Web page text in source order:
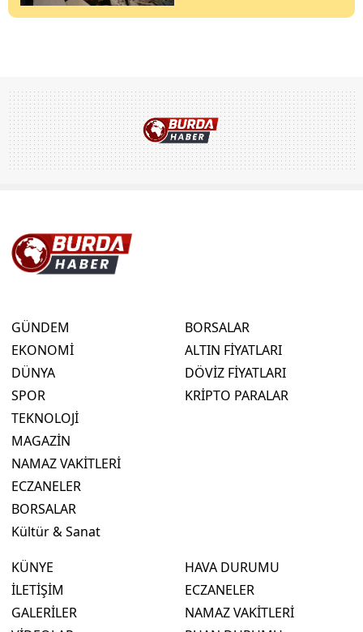
GÜNDEM
EKONOMİ
DÜNYA
SPOR
TEKNOLOJİ
MAGAZİN
NAMAZ VAKİTLERİ
ECZANELER
BORSALAR
Kültür & Sanat
BORSALAR
ALTIN FİYATLARI
DÖVİZ FİYATLARI
KRİPTO PARALAR
KÜNYE
İLETİŞİM
GALERİLER
HAVA DURUMU
ECZANELER
NAMAZ VAKİTLERİ